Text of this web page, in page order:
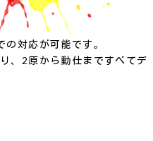
対応が可能です。
、2原から動仕まですべてデ